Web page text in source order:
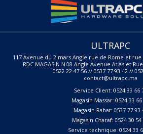
ULTRAPC
117 Avenue du 2 mars Angle rue de Rome et rue
RDC MAGASIN N 08 Angle Avenue Atlas et
0522 22 47 56 // 0537 77 93 42 //
contact@ultrapc.ma
Service Client: 0524 33 66
Magasin Massar: 0524 33
Magasin Rabat: 0537 77 93
Magasin Charaf: 0524 30 54
Service technique: 0524 33